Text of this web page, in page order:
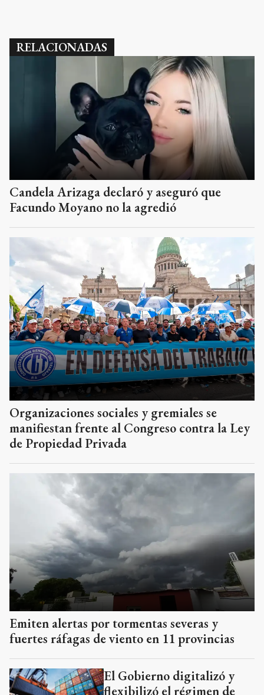
RELACIONADAS
Candela Arizaga declaró y aseguró que
Facundo Moyano no la agredió
Organizaciones sociales y gremiales se
manifiestan frente al Congreso contra la Ley
de Propiedad Privada
Emiten alertas por tormentas severas y
fuertes ráfagas de viento en 11 provincias
El Gobierno digitalizó y
flexibilizó el régimen de